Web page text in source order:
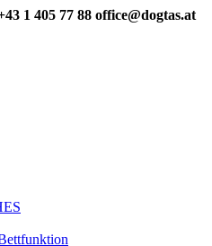
1 405 77 88 office@dogtas.at